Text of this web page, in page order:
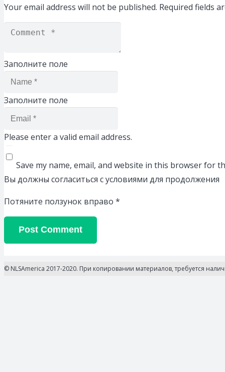
Your email address will not be published. Required fields
Заполните поле
Заполните поле
Please enter a valid email address.
Save my name, email, and website in this browser for
Вы должны согласиться с условиями для продолжения
Потяните ползунок вправо *
Post Comment
© NLSAmerica 2017-2020. При копировании материалов, требуется